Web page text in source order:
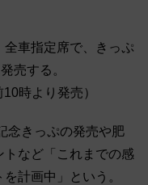
車指定席で、きっぷ
売する。
時より発売）
念きっぷの発売や肥
など「これまでの感
計画中」という。